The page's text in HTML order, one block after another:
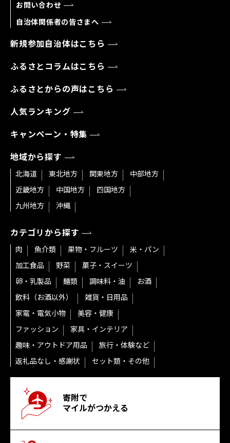
お問い合わせ
自治体関係者の皆さまへ
新規参加自治体はこちら
ふるさとコラムはこちら
ふるさとからの声はこちら
人気ランキング
キャンペーン・特集
地域から探す
北海道 東北地方 関東地方
中部地方
近畿地方
中国地方
四国地方
九州地方
沖縄
カテゴリから探す
肉 魚介類 果物・フルーツ
米・パン
加工食品
野菜
菓子・スイーツ
卵・乳製品
麺類 調味料・油
お酒
飲料（お酒以外）
雑貨・日用品
家電・電気小物
美容・健康
ファッション
家具・インテリア
趣味・アウトドア用品
旅行・体験など
返礼品なし・感謝状
セット類・その他
寄附で
マイルがつかえる